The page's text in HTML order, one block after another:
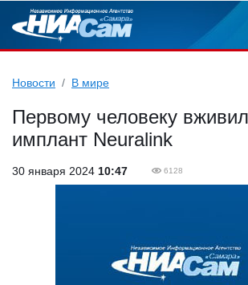
Новости В мире
Первому человеку
имплант Neuralink
30 января 2024 10:47 6128